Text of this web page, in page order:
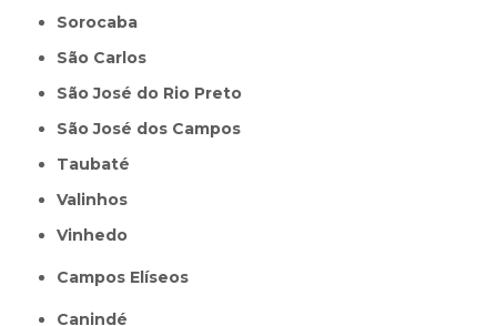
Sorocaba
São Carlos
São José do Rio Preto
São José dos Campos
Taubaté
Valinhos
Vinhedo
Campos Elíseos
Canindé